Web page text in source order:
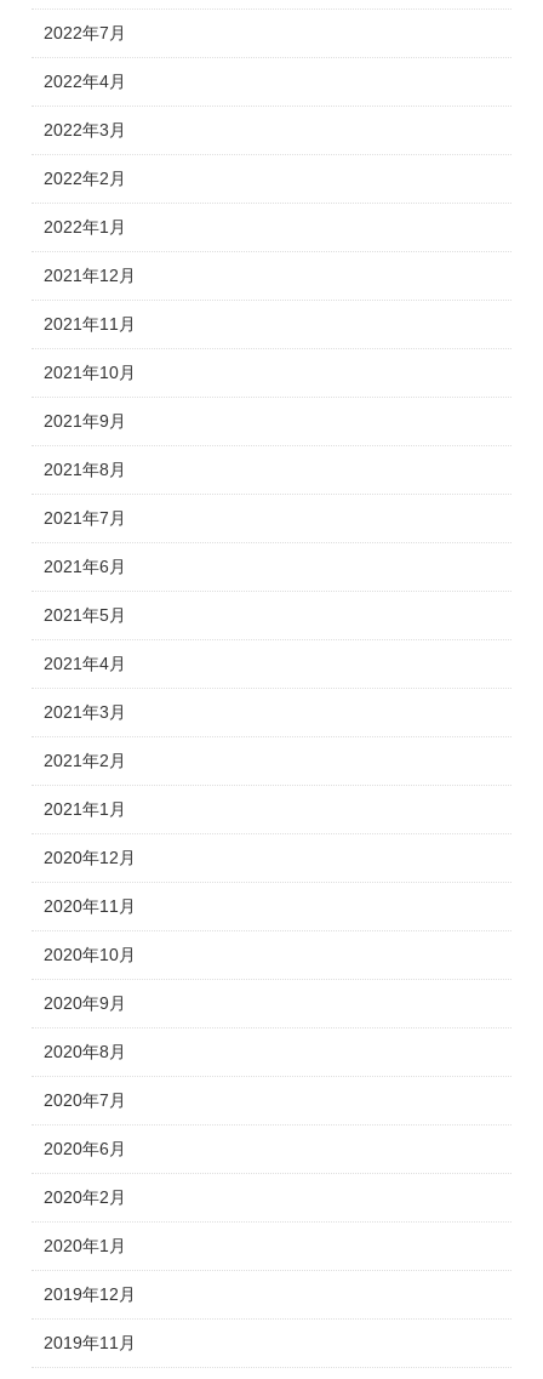
2022年7月
2022年4月
2022年3月
2022年2月
2022年1月
2021年12月
2021年11月
2021年10月
2021年9月
2021年8月
2021年7月
2021年6月
2021年5月
2021年4月
2021年3月
2021年2月
2021年1月
2020年12月
2020年11月
2020年10月
2020年9月
2020年8月
2020年7月
2020年6月
2020年2月
2020年1月
2019年12月
2019年11月